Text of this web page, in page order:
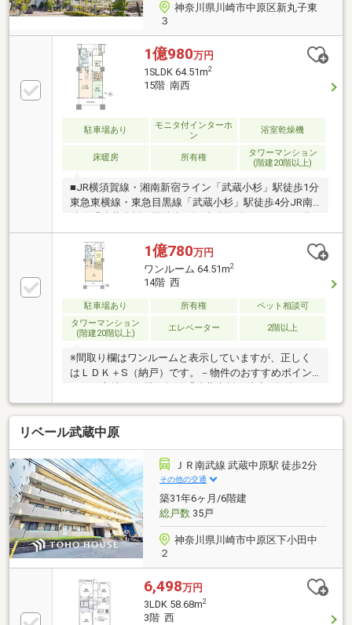
神奈川県川崎市中原区新丸子東
３
1億980万円
1SLDK 64.51m2
15階 南西
駐車場あり
モニタ付インターホ
ン
浴室乾燥機
床暖房 所有権
タワーマンション
(階建20階以上)
■JR横須賀線・湘南新宿ライン「武蔵小杉」駅徒歩1分
東急東横線・東急目黒線「武蔵小杉」駅徒歩4分JR南
武線「武蔵小杉」駅徒歩5分■専有面積64.51m2■24階
建て15階部分・南西向き住戸■居室としてもご使用い
ただける約6帖のサービスルーム■引き戸を開けてリビ
ングとの続き間としてもご使用いただけるくつろげる
1億780万円
ワンルーム 64.51m2
14階 西
駐車場あり 所有権
ペット相談可
タワーマンション
(階建20階以上)
エレベーター 2階以上
※間取り欄はワンルームと表示していますが、正しく
はＬＤＫ＋S（納戸）です。－物件のおすすめポイン
ト－▼立地・JR横須賀線「武蔵小杉」徒歩1分 他・1
階部分にスーパー「デリド武蔵小杉店」有▼特徴・
LDKはゆとりある約19.3帖・サービススペースは収
納・窓付で多目的に活用可・LDKの物入や、WIC等の
収納有・住戸の独立性を高める玄関ポーチ、トランク
ルーム付・スカイラウンジ等の共用施設有・ペット飼
育可(細則有・足洗い場有)▼設備・EV充電設備※専有面
積にトランクルーム面積1.25平米を含む※正しい間取り
はLDK+S(納戸)です
リベール武蔵中原
ＪＲ南武線 武蔵中原駅 徒歩2分
その他の交通
築31年6ヶ月/6階建
総戸数35戸
神奈川県川崎市中原区下小田中
２
6,498万円
3LDK 58.68m2
3階 西